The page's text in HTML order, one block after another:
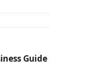
Guide